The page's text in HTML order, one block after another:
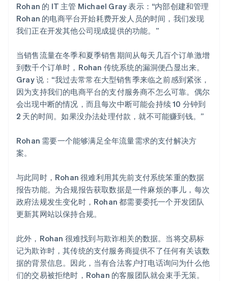
Rohan 的 IT 主管 Michael Gray 表示：“内部创建和管理
Rohan 的电商平台开始耗费开发人员的时间，我们发现
我们正在开发其他公司现成提供的功能。”
当销售流量在冬季和夏季销售期间从每天几百个订单激增
到数千个订单时，Rohan 传统系统的漏洞便凸显出来。
Gray 说：“我过去常常在大型销售季来临之前感到紧张，
因为支持我们的电商平台的支付服务商不怎么可靠。偶尔
会出现中断的情况，而且每次中断可能会持续 10 分钟到
2 天的时间。如果没办法处理付款，就不可能赚到钱。”
Rohan 需要一个能够满足全年流量需求的支付解决方
案。
与此同时，Rohan 很难利用其先前支付系统笨重的数据
报告功能。为合规报告获取数据是一件麻烦的事儿，每次
政府法规发生变化时，Rohan 都需要委托一个开发团队
更新其网站以保持合规。
此外，Rohan 很难找到与欺诈相关的数据。当将交易标
记为欺诈时，其传统的支付服务商提供不了任何有关该数
据的背景信息。因此，当有合法客户打电话询问为什么他
们的交易被拒绝时，Rohan 的客服团队就会束手无策。